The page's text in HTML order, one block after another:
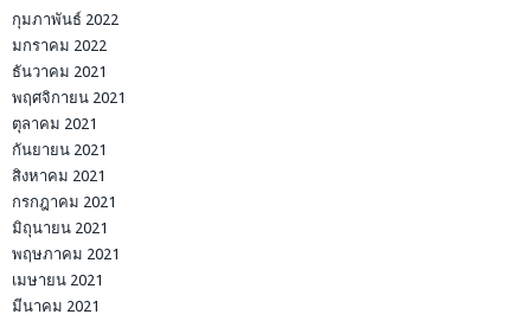
กุมภาพันธ์ 2022
มกราคม 2022
ธันวาคม 2021
พฤศจิกายน 2021
ตุลาคม 2021
กันยายน 2021
สิงหาคม 2021
กรกฎาคม 2021
มิถุนายน 2021
พฤษภาคม 2021
เมษายน 2021
มีนาคม 2021